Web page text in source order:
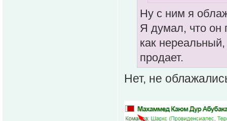
Ну с ним я
Я думал, что он
как
продает.
Нет, не